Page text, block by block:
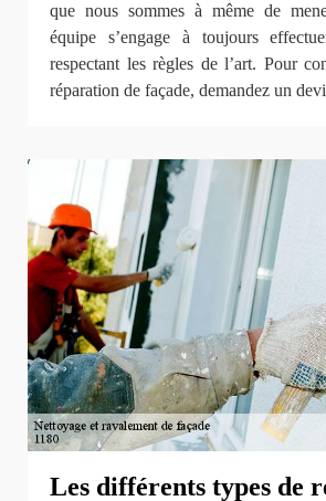
que nous sommes à même de
équipe s’engage à toujours
respectant les règles de l’art. Pour
réparation de façade, demandez un
Les différents types de